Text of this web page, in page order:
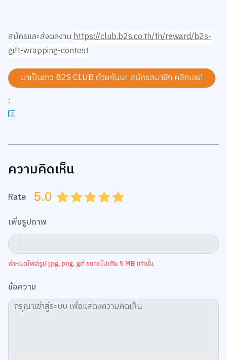
สมัครและส่งผลงานhttps://club.b2s.co.th/th/reward/b2s-
gift-wrapping-contest
มาเป็นชาว B2S CLUB ด้วยกันนะ สมัครสมาชิก คลิกเลย!
:
ความคิดเห็น
Rate 5.0 4.5
4.0
3.5
3.0
2.5
2.0
1.5
1.0
0.5
เพิ่มรูปภาพ
กำหนดไฟล์รูป jpg, png, gif ขนาดไม่เกิน 5 MB เท่านั้น
ข้อความ